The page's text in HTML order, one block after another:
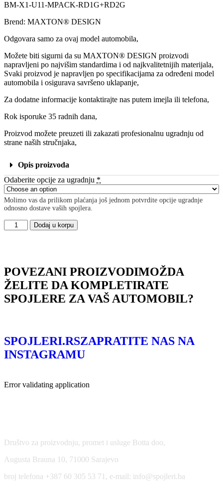
BM-X1-U11-MPACK-RD1G+RD2G
Brend: MAXTON® DESIGN
Odgovara samo za ovaj model automobila,
Možete biti sigurni da su MAXTON® DESIGN proizvodi
napravljeni po najvišim standardima i od najkvalitetnijih materijala,
Svaki proizvod je napravljen po specifikacijama za određeni model
automobila i osigurava savršeno uklapanje,
Za dodatne informacije kontaktirajte nas putem imejla ili telefona,
Rok isporuke 35 radnih dana,
Proizvod možete preuzeti ili zakazati profesionalnu ugradnju od
strane naših stručnjaka,
Opis proizvoda
Odaberite opcije za ugradnju *
Molimo vas da prilikom plaćanja još jednom potvrdite opcije ugradnje
odnosno dostave vaših spojlera.
Dodaj u korpu
POVEZANI PROIZVODIMOŽDA
ŽELITE DA KOMPLETIRATE
SPOJLERE ZA VAŠ AUTOMOBIL?
SPOJLERI.RSZAPRATITE NAS NA
INSTAGRAMU
Error validating application
Društvo za proizvodnju, promet i usluge Botta doo,
Augusta Brauna 10, 71000 Sarajevo
broj telefona +387 60 305 53 71, e-mail: info@spojleri.ba